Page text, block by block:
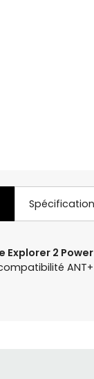
2 Power